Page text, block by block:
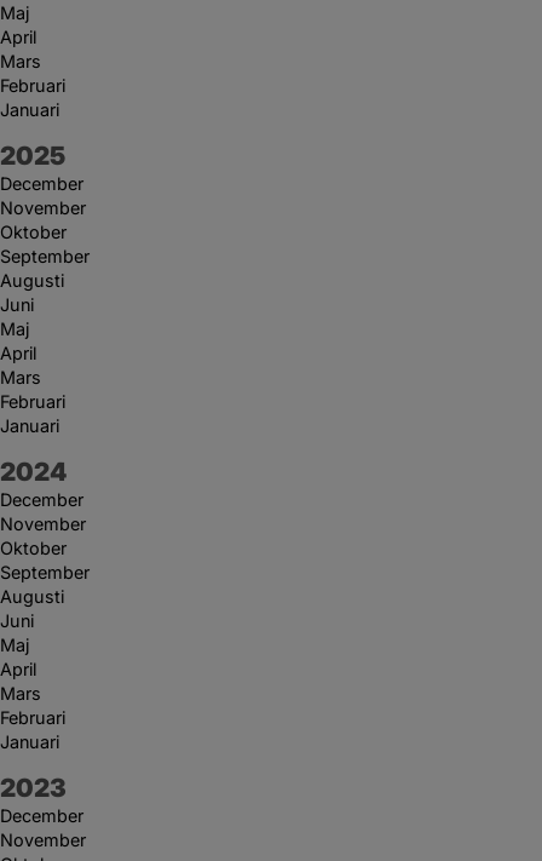
Maj
April
Mars
Februari
Januari
År:
2025
December
November
Oktober
September
Augusti
Juni
Maj
April
Mars
Februari
Januari
År:
2024
December
November
Oktober
September
Augusti
Juni
Maj
April
Mars
Februari
Januari
År:
2023
December
November